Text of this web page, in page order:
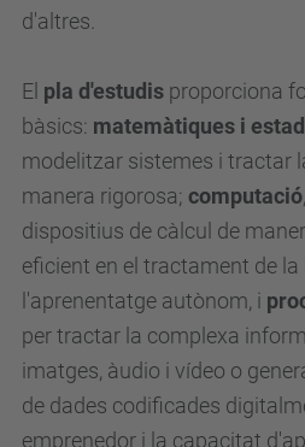
d'altres.
El pla d'estudis proporciona
bàsics: matemàtiques i
modelitzar sistemes i tractar
manera rigorosa; computació
dispositius de càlcul de
eficient en el tractament de
l'aprenentatge autònom, i
per tractar la complexa
imatges, àudio i vídeo o
de dades codificades
emprenedor i la capacitat